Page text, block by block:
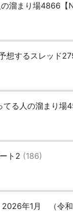
溜まり場4866【
想するスレッド
てる人の溜まり場
ト2 (186)
2026年1月 （令